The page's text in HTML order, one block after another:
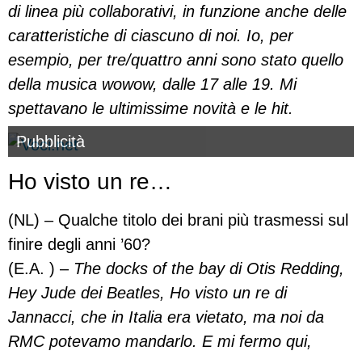
di linea più collaborativi, in funzione anche delle
caratteristiche di ciascuno di noi. Io, per
esempio, per tre/quattro anni sono stato quello
della musica wowow, dalle 17 alle 19. Mi
spettavano le ultimissime novità e le hit.
Pubblicità
Ho visto un re…
(NL) – Qualche titolo dei brani più trasmessi sul
finire degli anni ’60?
(E.A. ) – The docks of the bay di Otis Redding,
Hey Jude dei Beatles, Ho visto un re di
Jannacci, che in Italia era vietato, ma noi da
RMC potevamo mandarlo. E mi fermo qui,